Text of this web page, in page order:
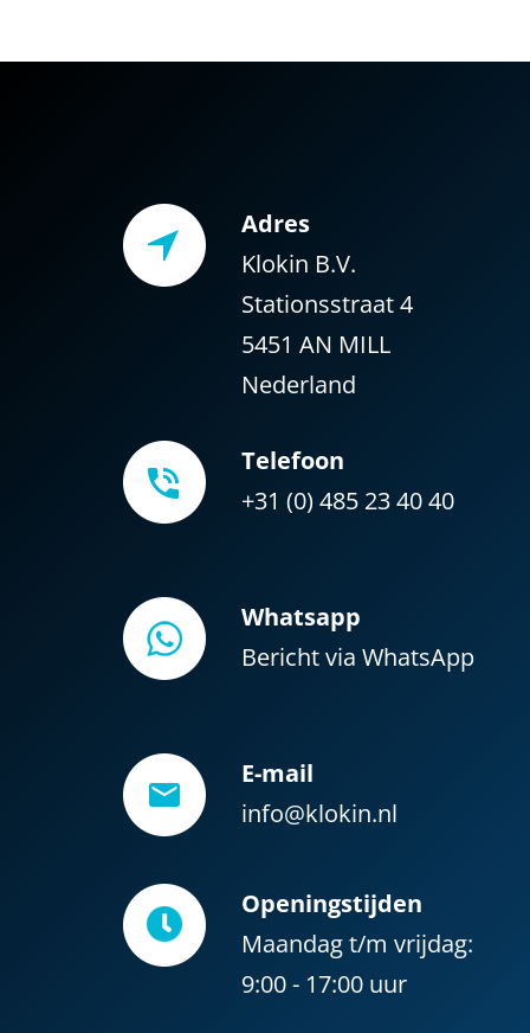
Adres
Klokin B.V.
Stationsstraat 4
5451 AN MILL
Nederland
Telefoon
+31 (0) 485 23 40 40
Whatsapp
Bericht via WhatsApp
E-mail
info@klokin.nl
Openingstijden
Maandag t/m vrijdag:
9:00 - 17:00 uur